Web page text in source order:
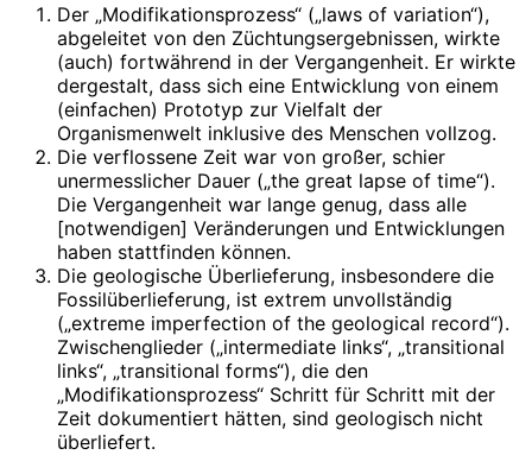
Der „Modifikationsprozess“ („laws of variation“),
abgeleitet von den Züchtungsergebnissen, wirkte
(auch) fortwährend in der Vergangenheit. Er wirkte
dergestalt, dass sich eine Entwicklung von einem
(einfachen) Prototyp zur Vielfalt der
Organismenwelt inklusive des Menschen vollzog.
Die verflossene Zeit war von großer, schier
unermesslicher Dauer („the great lapse of time“).
Die Vergangenheit war lange genug, dass alle
[notwendigen] Veränderungen und Entwicklungen
haben stattfinden können.
Die geologische Überlieferung, insbesondere die
Fossilüberlieferung, ist extrem unvollständig
(„extreme imperfection of the geological record“).
Zwischenglieder („intermediate links“, „transitional
links“, „transitional forms“), die den
„Modifikationsprozess“ Schritt für Schritt mit der
Zeit dokumentiert hätten, sind geologisch nicht
überliefert.